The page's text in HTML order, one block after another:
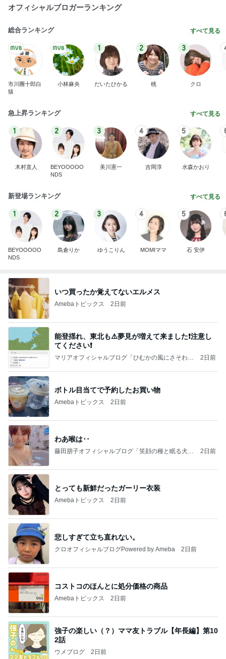
オフィシャルブロガーランキング
総合ランキング すべて見る
市川團十郎白
猿
小林麻央
1
だいたひかる
2
桃
3
クロ
急上昇ランキング すべて見る
1
木村直人
2
BEYOOOOO
NDS
3
美川憲一
4
吉岡淳
5
水森かおり
新登場ランキング すべて見る
1
BEYOOOOO
NDS
2
島倉りか
3
ゆうこりん
4
MOMIママ
5
石 安伊
いつ買ったか覚えてないエルメス
Amebaトピックス 2日前
能登揺れ、東北も⚠️夢見が増えて来ました❗️注意し
てください❗️
マリアオフィシャルブログ「ひむかの風にさそわれ
2日前
ボトル目当てで予約したお買い物
Amebaトピックス 2日前
わあ喉は‥
藤田朋子オフィシャルブログ「笑顔の種と眠る犬」
2日前
とっても新鮮だったガーリー衣装
Amebaトピックス 2日前
悲しすぎて立ち直れない。
クロオフィシャルブログPowered by Ameba 2日前
コストコのほんとに処分価格の商品
Amebaトピックス 2日前
強子の楽しい（？）ママ友トラブル【年長編】第10
2話
ウメブログ 2日前